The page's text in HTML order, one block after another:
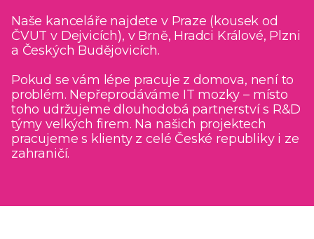
Naše kanceláře najdete v Praze (kousek od
ČVUT v Dejvicích), v Brně, Hradci Králové, Plzni
a Českých Budějovicích.
Pokud se vám lépe pracuje z domova, není to
problém. Nepřeprodáváme IT mozky – místo
toho udržujeme dlouhodobá partnerství s R&D
týmy velkých firem. Na našich projektech
pracujeme s klienty z celé České republiky i ze
zahraničí.